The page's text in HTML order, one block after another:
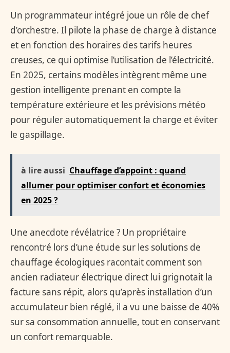
Un programmateur intégré joue un rôle de chef
d’orchestre. Il pilote la phase de charge à distance
et en fonction des horaires des tarifs heures
creuses, ce qui optimise l’utilisation de l’électricité.
En 2025, certains modèles intègrent même une
gestion intelligente prenant en compte la
température extérieure et les prévisions météo
pour réguler automatiquement la charge et éviter
le gaspillage.
à lire aussi Chauffage d’appoint : quand
allumer pour optimiser confort et économies
en 2025 ?
Une anecdote révélatrice ? Un propriétaire
rencontré lors d’une étude sur les solutions de
chauffage écologiques racontait comment son
ancien radiateur électrique direct lui grignotait la
facture sans répit, alors qu’après installation d’un
accumulateur bien réglé, il a vu une baisse de 40%
sur sa consommation annuelle, tout en conservant
un confort remarquable.